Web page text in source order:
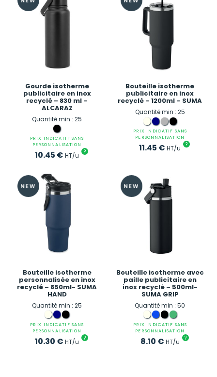
Gourde isotherme
publicitaire en inox
recyclé – 830 ml –
ALCARAZ
Quantité min : 25
PRIX INDICATIF SANS
PERSONNALISATION
10.45 € HT/u ?
Bouteille isotherme
publicitaire en inox
recyclé – 1200ml – SUMA
Quantité min : 25
PRIX INDICATIF SANS
PERSONNALISATION
11.45 € HT/u ?
Bouteille isotherme
personnalisée en inox
recyclé – 850ml- SUMA
HAND
Quantité min : 25
PRIX INDICATIF SANS
PERSONNALISATION
10.30 € HT/u ?
Bouteille isotherme avec
paille publicitaire en
inox recyclé – 500ml-
SUMA GRIP
Quantité min : 50
PRIX INDICATIF SANS
PERSONNALISATION
8.10 € HT/u ?